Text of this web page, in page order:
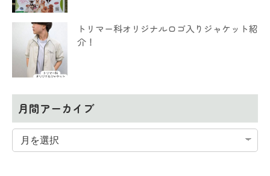
トリマー科オリジナルロゴ入りジャケット紹
介！
月間アーカイブ